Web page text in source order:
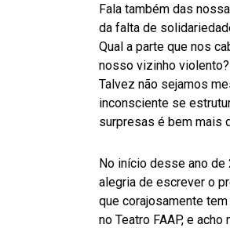
Fala também das
da falta de
Qual a parte que nos
nosso vizinho
Talvez não sejamos
inconsciente se
surpresas é bem mais
No início desse ano de
alegria de escrever o
que corajosamente
no Teatro FAAP, e